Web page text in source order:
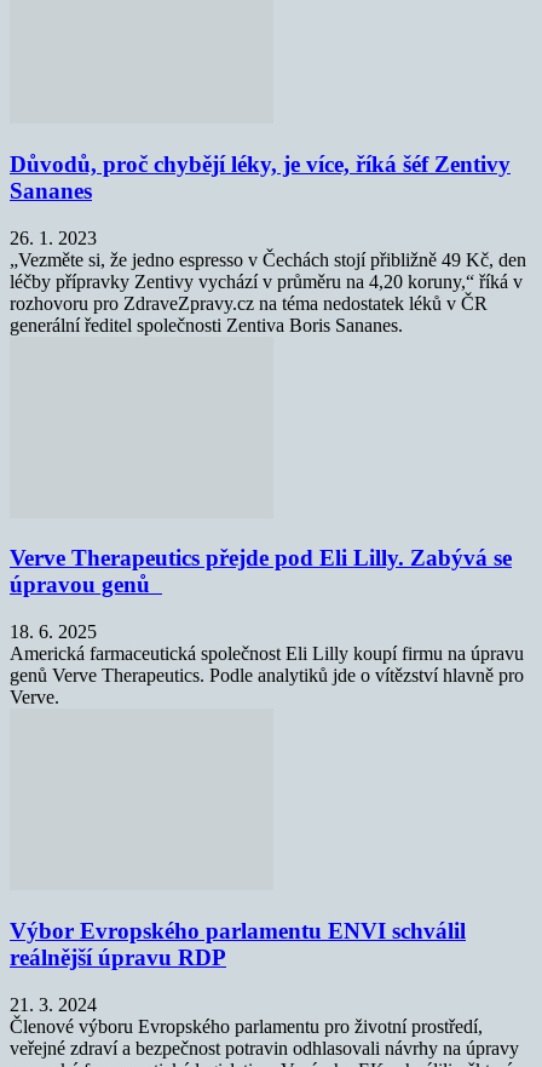
Důvodů, proč chybějí léky, je více, říká šéf Zentivy
Sananes
26. 1. 2023
„Vezměte si, že jedno espresso v Čechách stojí přibližně 49 Kč, den
léčby přípravky Zentivy vychází v průměru na 4,20 koruny,“ říká v
rozhovoru pro ZdraveZpravy.cz na téma nedostatek léků v ČR
generální ředitel společnosti Zentiva Boris Sananes.
Verve Therapeutics přejde pod Eli Lilly. Zabývá se
úpravou genů
18. 6. 2025
Americká farmaceutická společnost Eli Lilly koupí firmu na úpravu
genů Verve Therapeutics. Podle analytiků jde o vítězství hlavně pro
Verve.
Výbor Evropského parlamentu ENVI schválil
reálnější úpravu RDP
21. 3. 2024
Členové výboru Evropského parlamentu pro životní prostředí,
veřejné zdraví a bezpečnost potravin odhlasovali návrhy na úpravy